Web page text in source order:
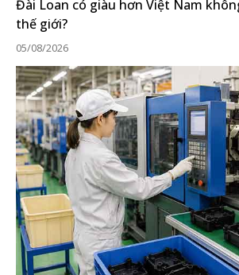
Đài Loan có giàu hơn Việt Nam
thế giới?
05/08/2026